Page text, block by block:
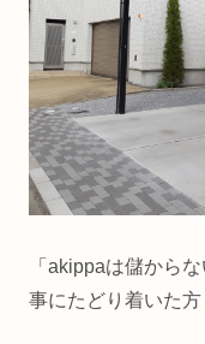
「akippaは儲から
事にたどり着いた方